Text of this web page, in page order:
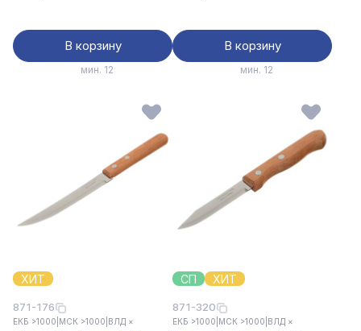
В корзину
мин. 12
В корзину
мин. 12
ХИТ
871-176
ЕКБ >1000 МСК >1000 ВЛД ×
СП ХИТ
871-320
ЕКБ >1000 МСК >1000 ВЛД ×